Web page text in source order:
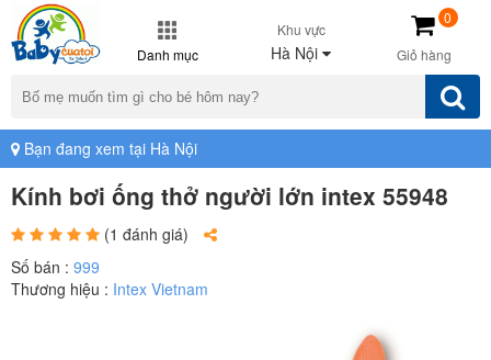
Danh mục
Khu vực
Hà Nội Giỏ hàng
0
Bạn đang xem tại Hà Nội
Kính bơi ống thở người lớn intex 55948
(1 đánh giá)
Số bán : 999
Thương hiệu : Intex Vietnam